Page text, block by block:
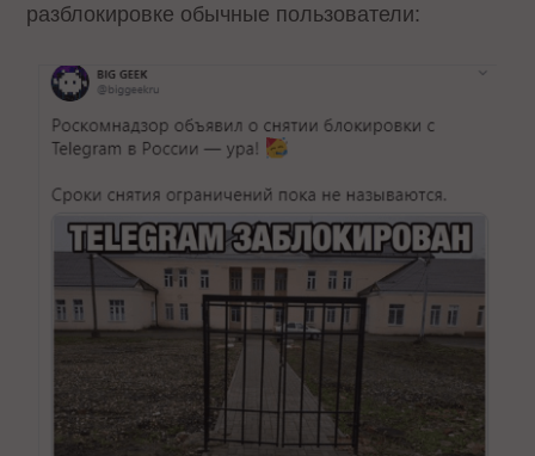
разблокировке обычные пользователи: